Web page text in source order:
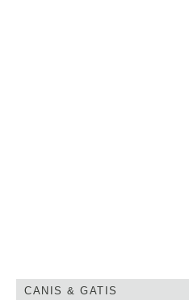
CANIS & GATIS